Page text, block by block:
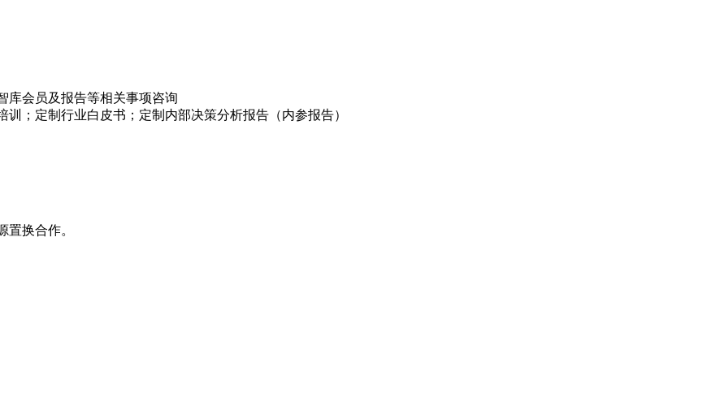
库会员及报告等相关事项咨询
；定制行业白皮书；定制内部决策分析报告（内参报告）
换合作。